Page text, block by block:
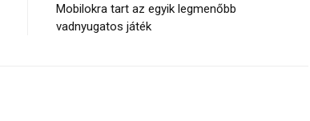
Mobilokra tart az egyik legmenőbb
vadnyugatos játék